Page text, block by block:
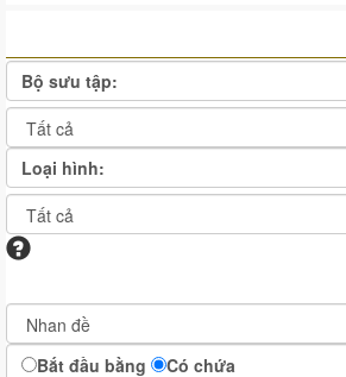
Sách tham khảo (8462)
Luận án, luận văn (13)
Sách ngoại văn (1697)
Bộ sưu tập:
Loại hình:
Bắt đầu bằng Có chứa